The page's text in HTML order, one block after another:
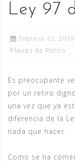
Ley 97
febrero 12, 2019
Planes de Retiro
Es preocupante
por un retiro
una vez que ya
diferencia de la
nada que hacer.
Como se ha